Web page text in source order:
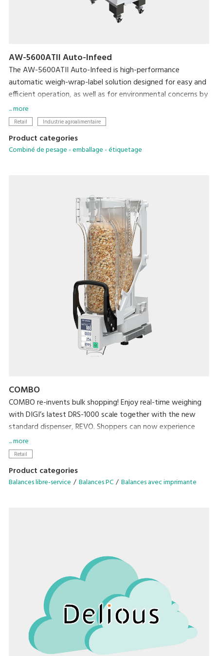
AW-5600ATII Auto-Infeed
The AW-5600ATII Auto-Infeed is high-performance
automatic weigh-wrap-label solution designed for easy and
efficient operation, as well as for environmental concerns by
reducing film consumption from its super-stretch function
and eliminating label base paper from Linerless solution.
The automatic infeed conveyor further enhances operation
efficiency by building full in-line production without manual
to utilize space and achieve the most efficient operation
and high productivity.
... more
Retail Industrie agroalimentaire
Product categories
Combiné de pesage - emballage - étiquetage
COMBO
COMBO re-invents bulk shopping! Enjoy real-time weighing
with DIGI’s latest DRS-1000 scale together with the new
standard dispenser, REVO. Shoppers can now experience
effortless real-time weighing and a hygienic bulk shopping
experience while retailers streamline bulk station
dispenser or refilling!
... more
Retail
Product categories
Balances libre-service Balances PC Balances avec imprimante